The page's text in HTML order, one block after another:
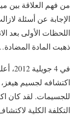
من فهم العلاقة بين
الإجابة عن أسئلة
اللحظات الأولى بعد
ذهبت المادة
في 4
اكتشافه لجسيم
للجسيمات. لقد كان
التكلفة الكلية لاكتشاف هذا